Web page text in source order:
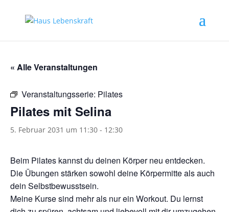
« Alle Veranstaltungen
Veranstaltungsserie: Pilates
Pilates mit Selina
5. Februar 2031 um 11:30 - 12:30
Beim Pilates kannst du deinen Körper neu entdecken.
Die Übungen stärken sowohl deine Körpermitte als auch
dein Selbstbewusstsein.
Meine Kurse sind mehr als nur ein Workout. Du lernst